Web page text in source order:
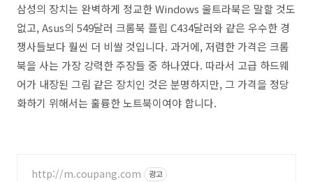
삼성의 장치는 완벽하게 정교한 Windows 울트라북은 말할 것도
없고, Asus의 549달러 크롬북 플립 C434달러와 같은 우수한 경
쟁사들보다 훨씬 더 비쌀 것입니다. 과거에, 저렴한 가격은 크롬
북을 사는 가장 강력한 주장들 중 하나였다. 따라서 고급 하드웨
어가 내장된 그림 같은 장치인 것은 분명하지만, 그 가격을 정당
화하기 위해서는 훌륭한 노트북이여야 합니다.
http://m.coupang.com 광고